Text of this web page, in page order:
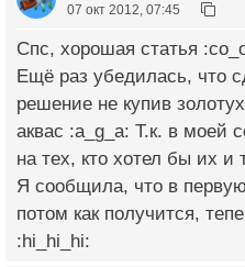
07 окт 2012, 07:45
Спс, хорошая статья
Ещё раз убедилась, что
решение не купив
аквас :a_g_a: Т.к. в моей
на тех, кто хотел бы их и
Я сообщила, что в
потом как получится,
:hi_hi_hi: